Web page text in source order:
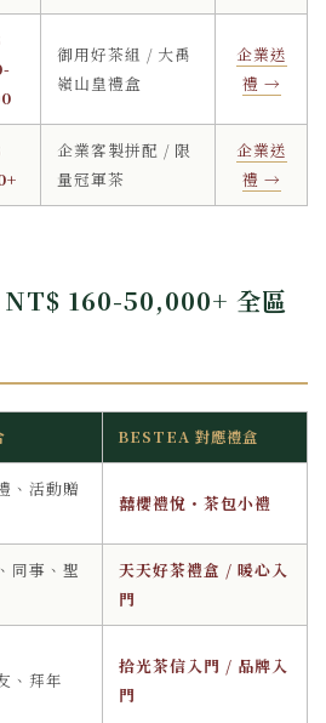
御用好茶組 / 大禹
嶺山皇禮盒
企業送
禮 →
企業客製拼配 / 限
量冠軍茶
企業送
禮 →
NT$ 160-50,000+ 全區
BESTEA 對應禮盒
、活動贈
囍櫻禮悅・茶包小禮
同事、聖
天天好茶禮盒 / 暖心入
門
、拜年
拾光茶信入門 / 品牌入
門